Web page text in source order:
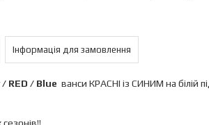
Інформація для замовлення
RED / Blue ванси КРАСНІ із СИНИМ на білій